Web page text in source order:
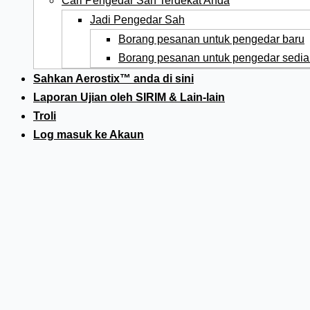
Jadi Pengedar Sah
Borang pesanan untuk pengedar baru
Borang pesanan untuk pengedar
Sahkan Aerostix™ anda di sini
Laporan Ujian oleh SIRIM & Lain-lain
Troli
Log masuk ke Akaun